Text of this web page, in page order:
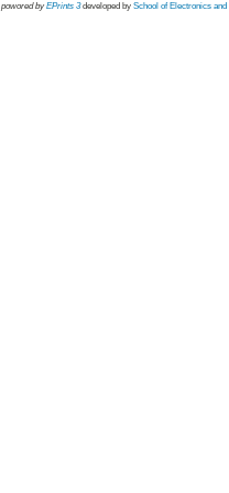
powored byEPrints 3 developed by School of Electronics